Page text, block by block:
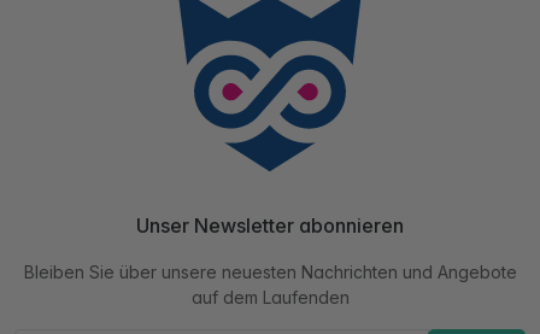
Unser Newsletter abonnieren
Bleiben Sie über unsere neuesten Nachrichten und Angebote
auf dem Laufenden